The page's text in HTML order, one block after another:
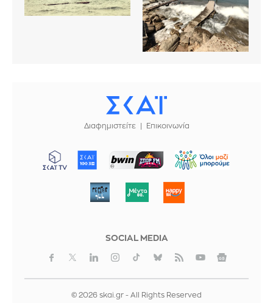
Διαφημιστείτε Επικοινωνία
ΜΠΟΡΟΥΜΕ
SOCIAL MEDIA
© 2026 skai.gr - All Rights Reserved